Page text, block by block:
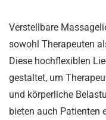
Verstellbare
sowohl Therapeuten
Diese hochflexiblen
gestaltet, um
und körperliche
bieten auch Patienten